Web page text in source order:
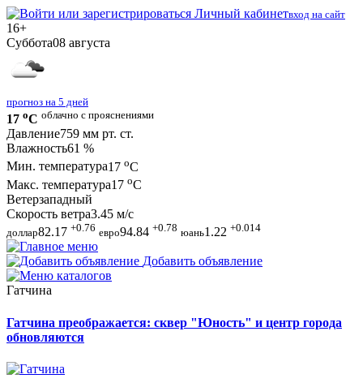
Личный кабинетвход на сайт
16+
Суббота08 августа
прогноз на 5 дней
17 oC облачно с прояснениями
Давление759 мм рт. ст.
Влажность61 %
Мин. температура17 oC
Макс. температура17 oC
Ветерзападный
Скорость ветра3.45 м/с
доллар82.17 +0.76 евро94.84 +0.78 юань1.22 +0.014
Добавить объявление
Гатчина
Гатчина преображается: сквер "Юность" и центр города
обновляются